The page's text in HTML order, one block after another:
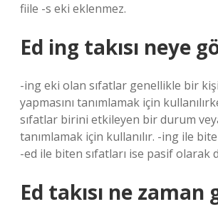
fiile -s eki eklenmez.
Ed ing takısı neye
-ing eki olan sıfatlar genellikle bir
yapmasını tanımlamak için
sıfatlar birini etkileyen bir durum
tanımlamak için kullanılır. -ing ile
-ed ile biten sıfatları ise pasif olarak
Ed takısı ne zaman